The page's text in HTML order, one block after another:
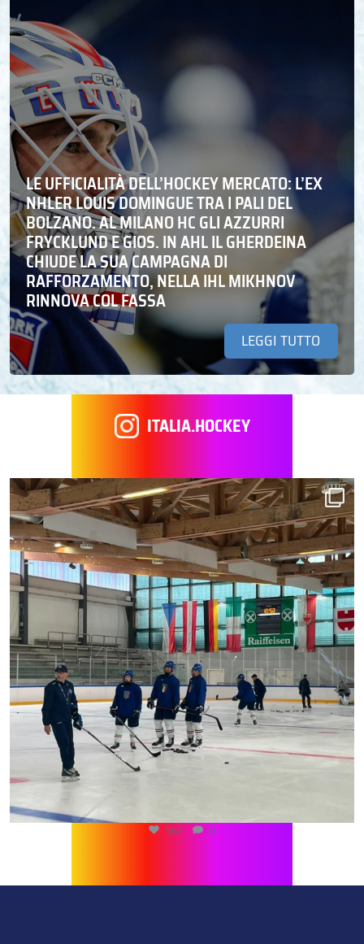
LE UFFICIALITÀ DELL’HOCKEY MERCATO: L’EX
NHLER LOUIS DOMINGUE TRA I PALI DEL
BOLZANO. AL MILANO HC GLI AZZURRI
FRYCKLUND E GIOS. IN AHL IL GHERDEINA
CHIUDE LA SUA CAMPAGNA DI
RAFFORZAMENTO, NELLA IHL MIKHNOV
RINNOVA COL FASSA
LEGGI TUTTO
ITALIA.HOCKEY
567 0